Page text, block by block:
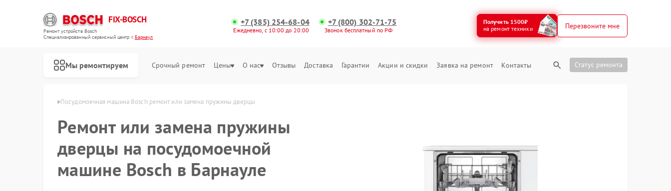
FIX-BOSCH
Ремонт устройств Bosch
Специализированный cервисный центр г.Барнаул
+7 (385) 254-68-04
Ежедневно, с 10:00 до 20:00
+7 (800) 302-71-75
Звонок бесплатный по РФ
Получить 1500₽
на ремонт техники
Перезвоните мне
Мы ремонтируем Срочный ремонт Цены О нас Отзывы Доставка Гарантии Акции и скидки Заявка на ремонт Контакты Статус ремонта
Bosch в Барнауле Посудомоечная машина Bosch ремонт или замена пружины дверцы
Ремонт или замена пружины
дверцы на посудомоечной
машине Bosch в Барнауле